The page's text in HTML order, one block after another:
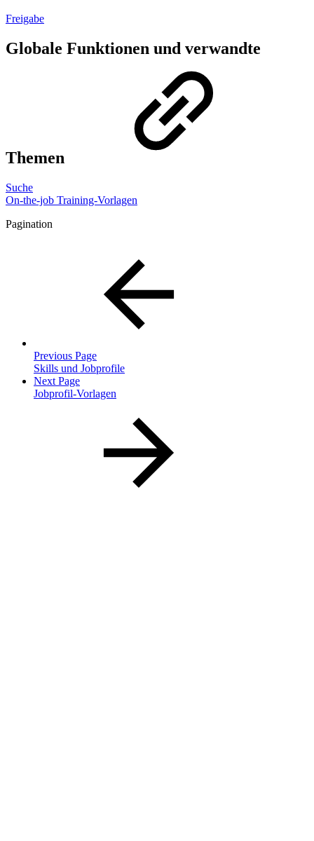
Freigabe
Globale Funktionen und verwandte
Themen
Suche
On-the-job Training-Vorlagen
Pagination
Previous Page
Skills und Jobprofile
Next Page
Jobprofil-Vorlagen